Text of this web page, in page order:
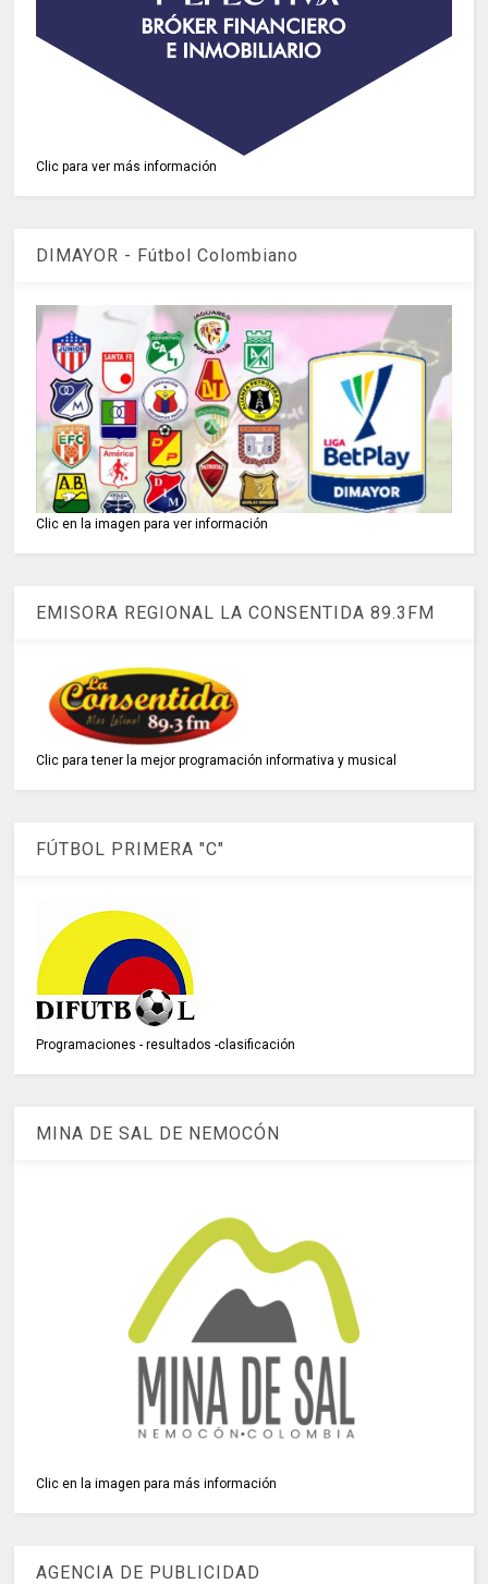
Clic para ver más información
DIMAYOR - Fútbol Colombiano
Clic en la imagen para ver información
EMISORA REGIONAL LA CONSENTIDA 89.3FM
Clic para tener la mejor programación informativa y musical
FÚTBOL PRIMERA "C"
Programaciones - resultados -clasificación
MINA DE SAL DE NEMOCÓN
Clic en la imagen para más información
AGENCIA DE PUBLICIDAD